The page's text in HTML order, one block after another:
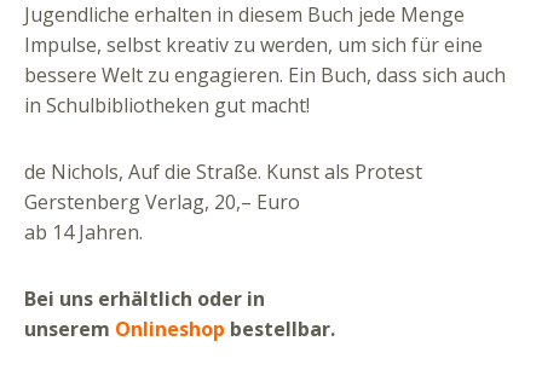
Jugendliche erhalten in diesem Buch jede Menge
Impulse, selbst kreativ zu werden, um sich für eine
bessere Welt zu engagieren. Ein Buch, dass sich auch
in Schulbibliotheken gut macht!
de Nichols, Auf die Straße. Kunst als Protest
Gerstenberg Verlag, 20,– Euro
ab 14 Jahren.
Bei uns erhältlich oder in
unserem Onlineshop bestellbar.